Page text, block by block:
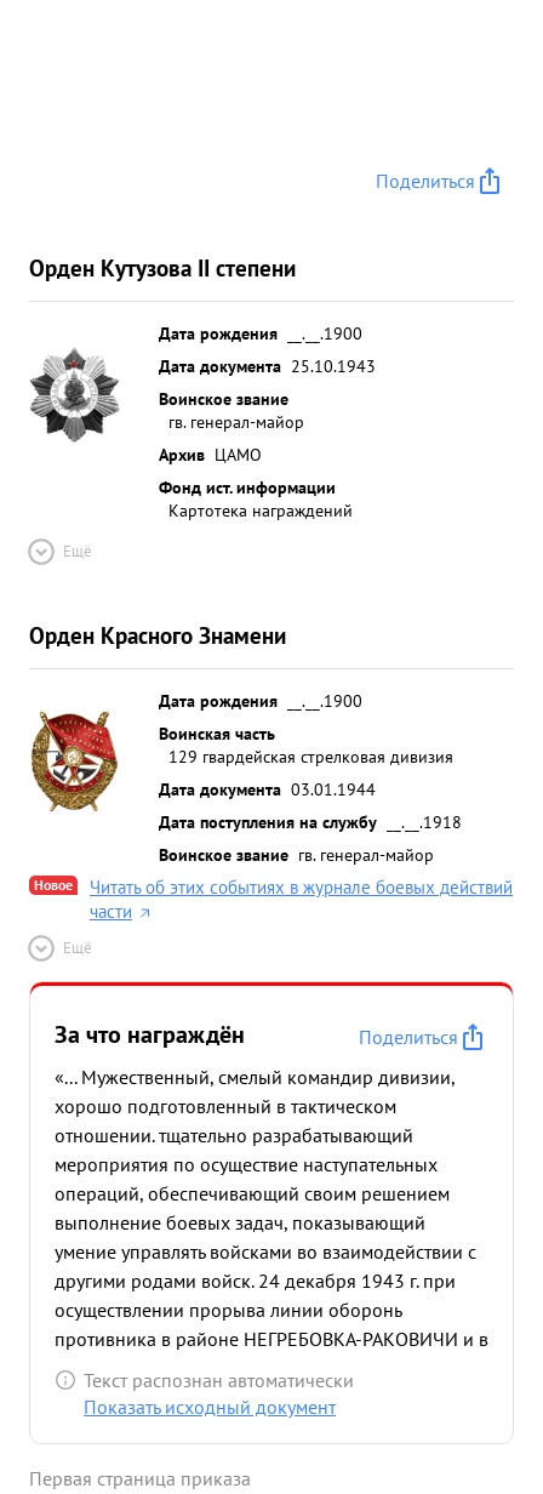
Поделиться
Орден Кутузова II степени
Дата рождения
__.__.1900
Дата документа 25.10.1943
Воинское звание
гв. генерал-майор
Архив ЦАМО
Фонд ист. информации
Картотека награждений
Ещё
Орден Красного Знамени
Дата рождения
__.__.1900
Воинская часть
129 гвардейская стрелковая дивизия
Дата документа 03.01.1944
Дата поступления на службу
__.__.1918
Воинское звание гв. генерал-майор
Новое
Читать об этих событиях в журнале боевых действий
части
Ещё
За что награждён
Поделиться
«... Мужественный, смелый командир дивизии,
хорошо подготовленный в тактическом
отношении. тщательно разрабатывающий
мероприятия по осуществие наступательных
операций, обеспечивающий своим решением
выполнение боевых задач, показывающий
умение управлять войсками во взаимодействии с
другими родами войск. 24 декабря 1943 г. при
осуществлении прорыва линии оборонь
противника в районе НЕГРЕБОВКА-РАКОВИЧИ и в
дальнейшем в наступательных операциях части
руководимые генерал-майором БУШЕВЫМ в
Забелочье Кочерово, Паревка, кол. Городецкая,
Текст распознан автоматически
Показать исходный документ
Первая страница приказа